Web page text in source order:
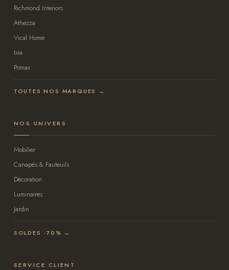
Richmond Interiors
Athezza
Vical Home
Ixia
Pomax
TOUTES NOS MARQUES →
NOS UNIVERS
Mobilier
Canapés & Fauteuils
Décoration
Luminaires
Jardin
SOLDES -70% →
SERVICE CLIENT